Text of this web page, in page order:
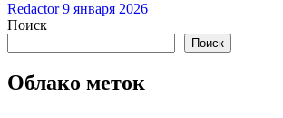
Redactor9 января 2026
Поиск
Поиск
Облако меток